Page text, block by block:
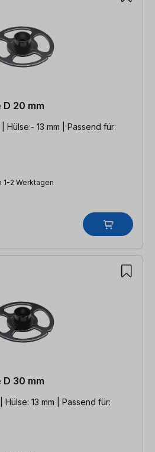
20 mm
Hülse:- 13 mm | Passend für:
1-2 Werktagen
30 mm
Hülse: 13 mm | Passend für: